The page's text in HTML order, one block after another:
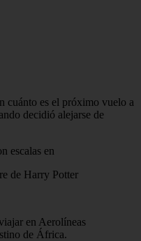
cuánto es el próximo vuelo a
decidió alejarse de
escalas en
de Harry Potter
en Aerolíneas
de África.